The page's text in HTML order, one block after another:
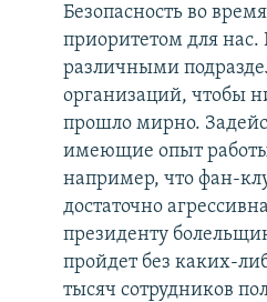
Безопасность во
приоритетом для
различными
организаций, чтобы
прошло мирно.
имеющие опыт
например, что фан-
достаточно
президенту
пройдет без каких-
тысяч сотрудников